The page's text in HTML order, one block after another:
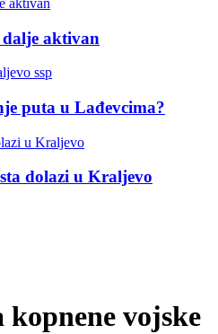
dalje aktivan
puta u Lađevcima?
dolazi u Kraljevo
vojske